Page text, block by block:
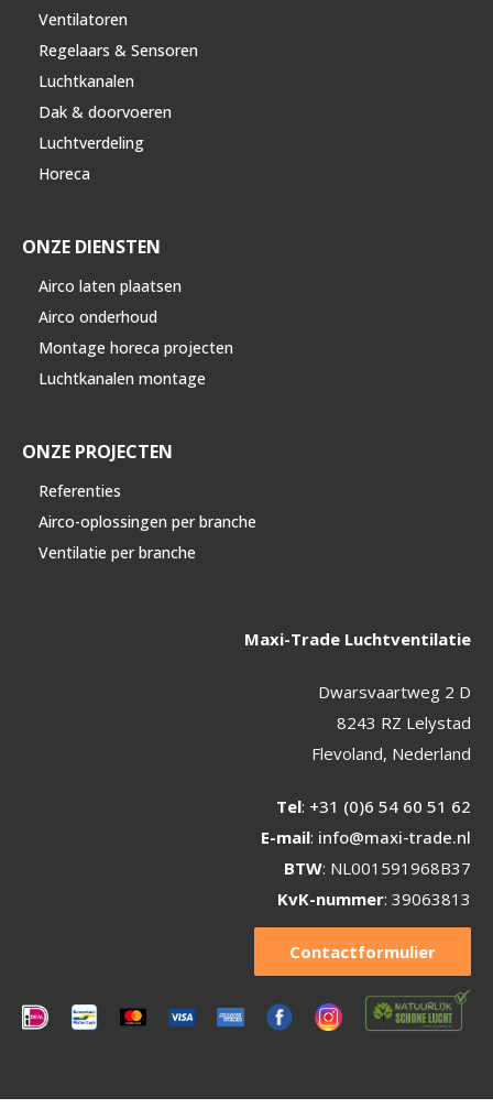
Ventilatoren
Regelaars & Sensoren
Luchtkanalen
Dak & doorvoeren
Luchtverdeling
Horeca
ONZE DIENSTEN
Airco laten plaatsen
Airco onderhoud
Montage horeca projecten
Luchtkanalen montage
ONZE PROJECTEN
Referenties
Airco-oplossingen per branche
Ventilatie per branche
Maxi-Trade Luchtventilatie
Dwarsvaartweg 2 D
8243 RZ Lelystad
Flevoland, Nederland
Tel: +31 (0)6 54 60 51 62
E-mail: info@maxi-trade.nl
BTW: NL001591968B37
KvK-nummer: 39063813
Contactformulier